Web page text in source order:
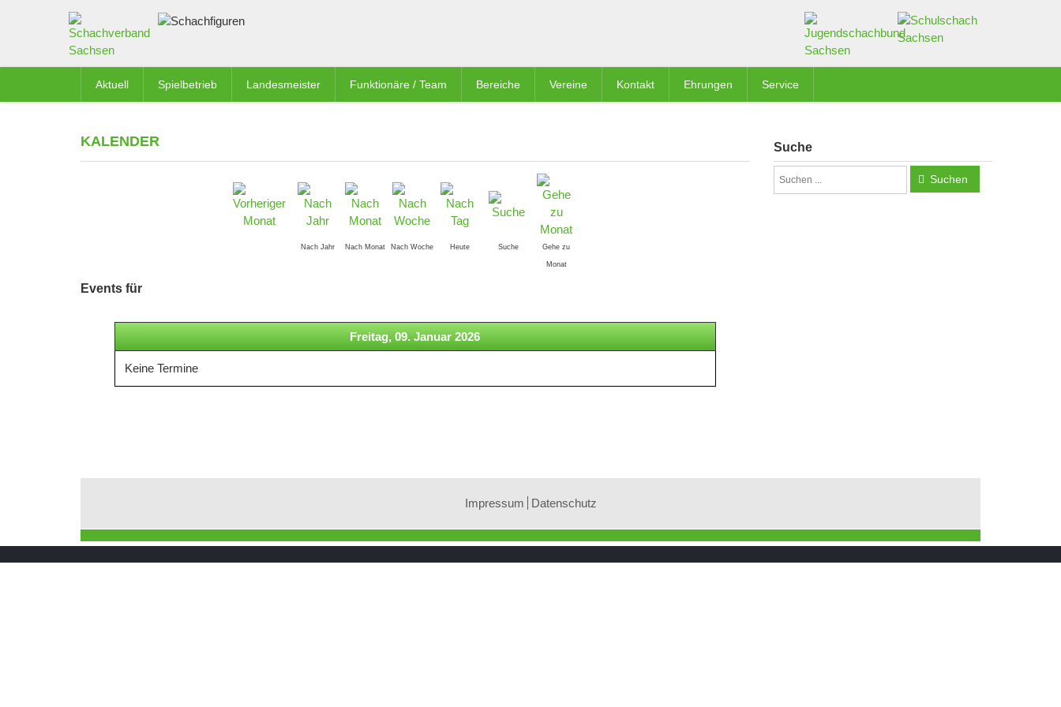
Aktuell Spielbetrieb Landesmeister Funktionäre / Team Bereiche Vereine Kontakt Ehrungen Service
KALENDER
Nach Jahr Nach Monat Nach Woche Heute Suche Gehe zu
Monat
Events für
Freitag, 09. Januar 2026
Keine Termine
Suche
Suchen
Impressum Datenschutz